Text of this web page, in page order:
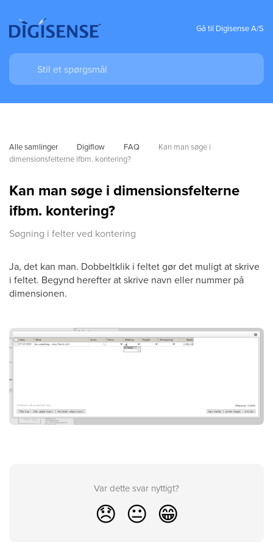
Gå til Digisense A/S
Alle samlinger Digiflow FAQ
Kan man søge i
dimensionsfelterne ifbm. kontering?
Kan man søge i dimensionsfelterne
ifbm. kontering?
Søgning i felter ved kontering
Ja, det kan man. Dobbeltklik i feltet gør det muligt at skrive
i feltet. Begynd herefter at skrive navn eller nummer på
dimensionen.
Var dette svar nyttigt?
😞 😐 😁